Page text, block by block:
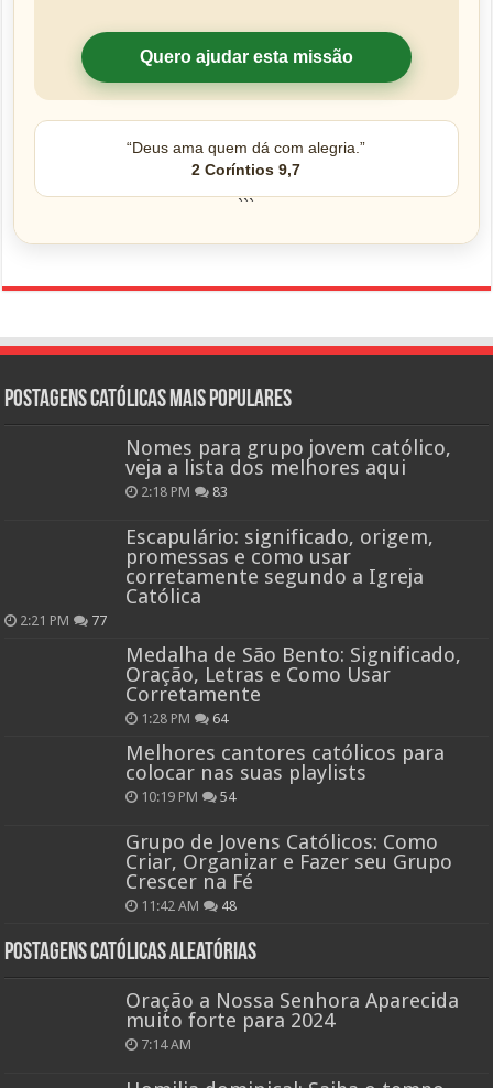
Quero ajudar esta missão
“Deus ama quem dá com alegria.”
2 Coríntios 9,7
```
Postagens católicas mais Populares
Nomes para grupo jovem católico,
veja a lista dos melhores aqui
2:18 PM 83
Escapulário: significado, origem,
promessas e como usar
corretamente segundo a Igreja
Católica
2:21 PM 77
Medalha de São Bento: Significado,
Oração, Letras e Como Usar
Corretamente
1:28 PM 64
Melhores cantores católicos para
colocar nas suas playlists
10:19 PM 54
Grupo de Jovens Católicos: Como
Criar, Organizar e Fazer seu Grupo
Crescer na Fé
11:42 AM 48
Postagens católicas aleatórias
Oração a Nossa Senhora Aparecida
muito forte para 2024
7:14 AM